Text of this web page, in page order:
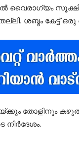
ശബ്ദം കേട്ട്
തോളിനും